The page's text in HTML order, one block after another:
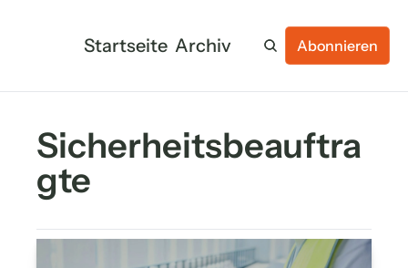
Startseite Archiv Abonnieren
Sicherheitsbeauftra
gte